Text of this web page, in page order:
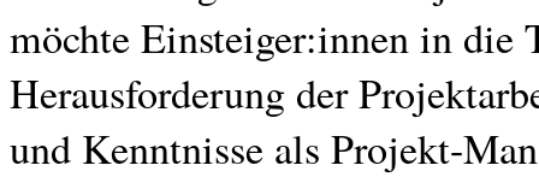
möchte Einsteiger:innen in die
Herausforderung der
und Kenntnisse als Projekt-